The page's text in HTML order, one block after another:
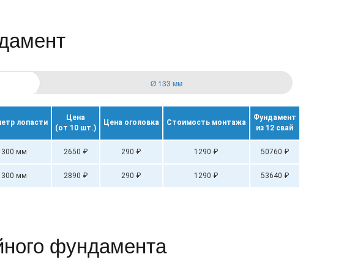
Ø 133 мм
лопасти
Цена
(от 10 шт.)
Цена оголовка Стоимость монтажа
Фундамент
из 12 свай
300 мм 2650 ₽ 290 ₽ 1290 ₽ 50760 ₽
300 мм 2890 ₽ 290 ₽ 1290 ₽ 53640 ₽
фундамента